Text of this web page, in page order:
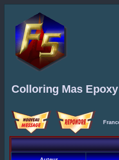
Colloring Mas Epoxy